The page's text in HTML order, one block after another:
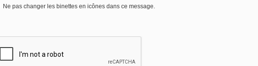
Ne pas changer les binettes en icônes dans ce message.